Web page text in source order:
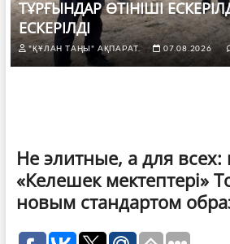
ТҰРҒЫНДАР ӨТІНІШІ
ЕСКЕРІЛДІ
"ҚҰЛАН ТАҢЫ" АҚПАРАТ. 07.08.2026
Не элитные, а для всех:
«Келешек мектептері»
новым стандартом